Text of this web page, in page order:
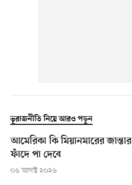
ভূরাজনীতি নিয়ে আরও পড়ুন
আমেরিকা কি মিয়ানমারের জান্তার
ফাঁদে পা দেবে
০৬ আগস্ট ২০২৬